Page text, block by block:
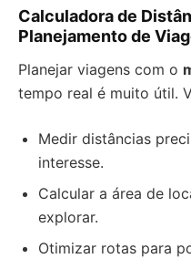
Calculadora de
Planejamento de
Planejar viagens com o
tempo real é muito útil.
Medir distâncias
interesse.
Calcular a área de
explorar.
Otimizar rotas para